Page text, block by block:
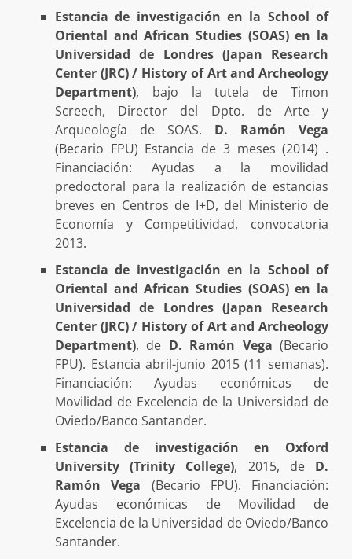
Estancia de investigación en la School of
Oriental and African Studies (SOAS) en la
Universidad de Londres (Japan Research
Center (JRC) / History of Art and Archeology
Department), bajo la tutela de Timon
Screech, Director del Dpto. de Arte y
Arqueología de SOAS. D. Ramón Vega
(Becario FPU) Estancia de 3 meses (2014) .
Financiación: Ayudas a la movilidad
predoctoral para la realización de estancias
breves en Centros de I+D, del Ministerio de
Economía y Competitividad, convocatoria
2013.
Estancia de investigación en la School of
Oriental and African Studies (SOAS) en la
Universidad de Londres (Japan Research
Center (JRC) / History of Art and Archeology
Department), de D. Ramón Vega (Becario
FPU). Estancia abril-junio 2015 (11 semanas).
Financiación: Ayudas económicas de
Movilidad de Excelencia de la Universidad de
Oviedo/Banco Santander.
Estancia de investigación en Oxford
University (Trinity College), 2015, de D.
Ramón Vega (Becario FPU). Financiación:
Ayudas económicas de Movilidad de
Excelencia de la Universidad de Oviedo/Banco
Santander.